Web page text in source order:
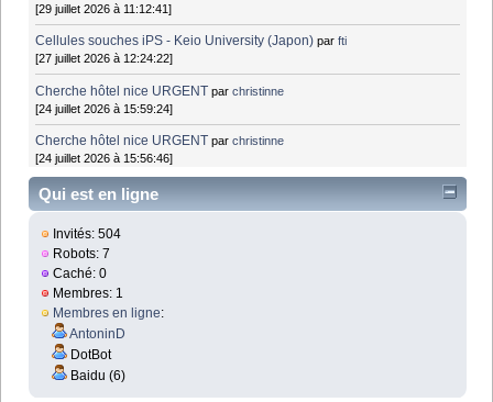
[29 juillet 2026 à 11:12:41]
Cellules souches iPS - Keio University (Japon) parfti
[27 juillet 2026 à 12:24:22]
Cherche hôtel nice URGENT parchristinne
[24 juillet 2026 à 15:59:24]
Cherche hôtel nice URGENT parchristinne
[24 juillet 2026 à 15:56:46]
Qui est en ligne
Invités: 504
Robots: 7
Caché: 0
Membres: 1
Membres en ligne:
AntoninD
DotBot
Baidu (6)